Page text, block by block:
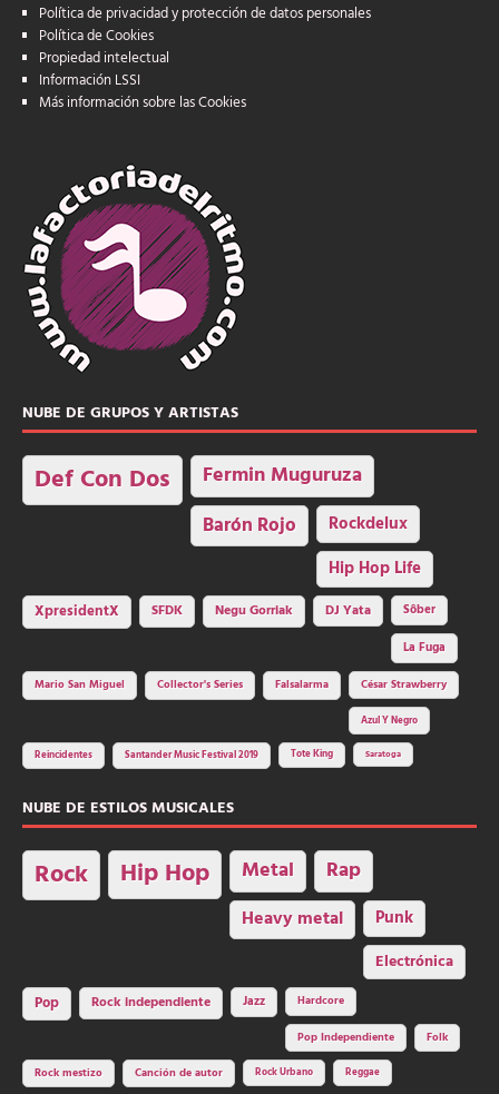
Política de privacidad y protección de datos personales
Política de Cookies
Propiedad intelectual
Información LSSI
Más información sobre las Cookies
NUBE DE GRUPOS Y ARTISTAS
Def Con Dos Fermin Muguruza
Barón Rojo Rockdelux
Hip Hop Life
XpresidentX SFDK Negu Gorriak DJ Yata
Sôber
La Fuga
Mario San Miguel
Collector's Series Falsalarma César Strawberry
Azul Y Negro
Reincidentes Santander Music Festival 2019 Tote King Saratoga
NUBE DE ESTILOS MUSICALES
Rock Hip Hop Metal Rap
Heavy metal Punk
Electrónica
Pop Rock independiente Jazz Hardcore
Pop Independiente Folk
Rock mestizo Canción de autor Rock Urbano Reggae